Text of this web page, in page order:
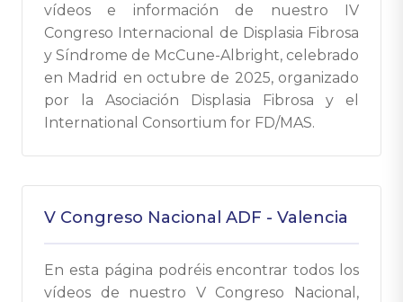
vídeos e información de nuestro IV
Congreso Internacional de Displasia Fibrosa
y Síndrome de McCune-Albright, celebrado
en Madrid en octubre de 2025, organizado
por la Asociación Displasia Fibrosa y el
International Consortium for FD/MAS.
V Congreso Nacional ADF - Valencia
En esta página podréis encontrar todos los
vídeos de nuestro V Congreso Nacional,